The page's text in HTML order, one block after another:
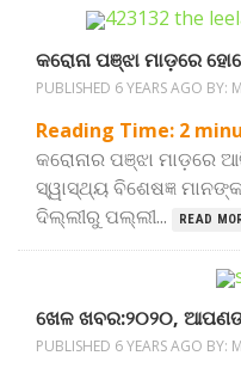
କରୋନା ପଞ୍ଝା ମାଡ଼ରେ
PUBLISHED 6 YEARS AGO BY:
Reading Time: 2
କରୋନାର ପଞ୍ଝା ମାଡ଼ରେ
ସ୍ୱାସ୍ଥ୍ୟ ବିଶେଷଜ୍ଞ
ଦିଲ୍ଲୀରୁ ପଲ୍ଲୀ...
READ
ଖେଳ ଖବର:୨୦୨୦,
PUBLISHED 6 YEARS AGO BY: